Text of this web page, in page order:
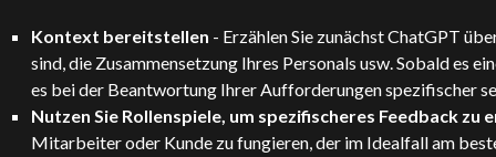
Kontext bereitstellen - Erzählen Sie zunächstChatGPT
sind, die Zusammensetzung Ihres Personals usw. Sobald es
es bei der Beantwortung Ihrer Aufforderungen spezifischer
Nutzen Sie Rollenspiele, um spezifischeres Feedback zu
Mitarbeiter oder Kunde zu fungieren, der im Idealfall am